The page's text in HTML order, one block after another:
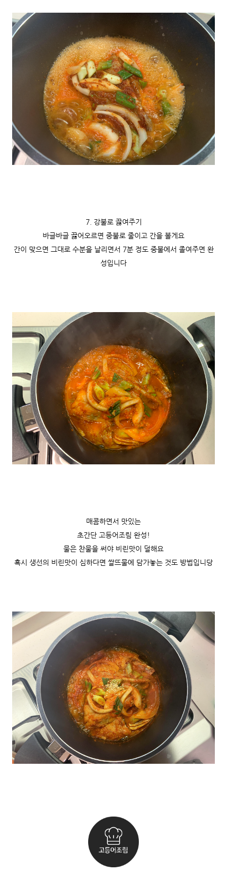
7. 강불로 끓여주기
바글바글 끓어오르면 중불로 줄이고 간을 볼게요
간이 맞으면 그대로 수분을 날리면서 7분 정도 중불에서 졸여주면 완
성입니다
매콤하면서 맛있는
초간단 고등어조림 완성!
물은 찬물을 써야 비린맛이 덜해요
혹시 생선의 비린맛이 심하다면 쌀뜨물에 담가놓는 것도 방법입니당